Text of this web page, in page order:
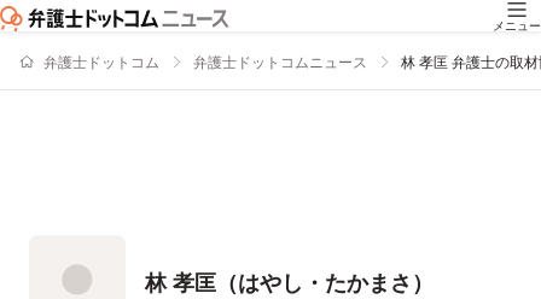
メニュー
弁護士ドットコム 弁護士ドットコムニュース 林 孝匡 弁護士の取
林 孝匡（はやし・たかまさ）